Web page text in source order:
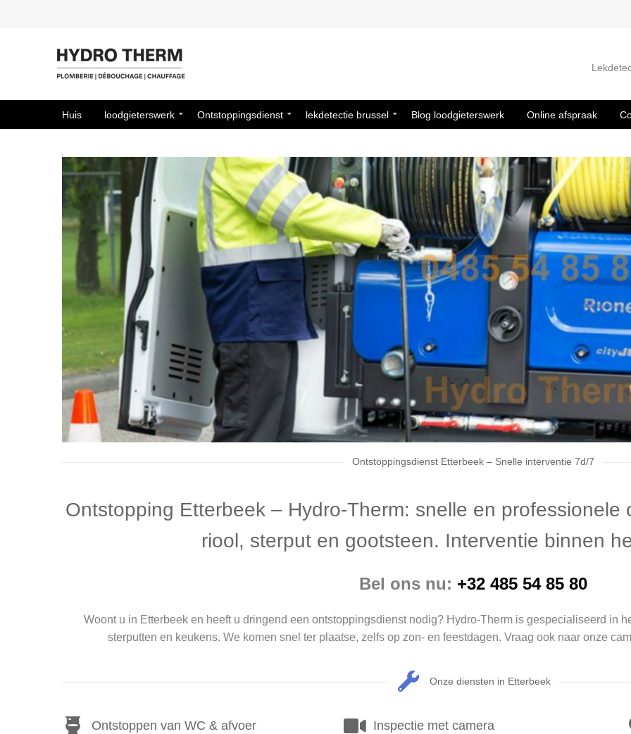
Huis loodgieterswerk Ontstoppingsdienst lekdetectie brussel Blog loodgieterswerk Online afspraak
Ontstoppingsdienst Etterbeek – Snelle interventie 7d/7
Ontstopping Etterbeek – Hydro-Therm: snelle en professionele
riool, sterput en gootsteen. Interventie binnen
Bel ons nu: +32 485 54 85 80
Woont u in Etterbeek en heeft u dringend een ontstoppingsdienst nodig? Hydro-Therm is gespecialiseerd in
sterputten en keukens. We komen snel ter plaatse, zelfs op zon- en feestdagen. Vraag ook naar onze
Onze diensten in Etterbeek
Ontstoppen van WC & afvoer Inspectie met camera